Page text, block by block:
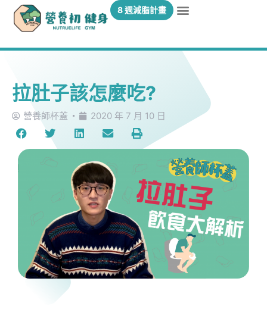
8 週減脂計畫
拉肚子該怎麼吃?
營養師杯蓋 2020 年 7 月 10 日